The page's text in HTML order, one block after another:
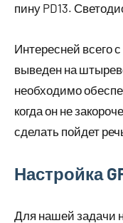
пину PD13.
Интересней всего
выведен на
необходимо
когда он не
сделать пойдет
Настройка
Для нашей задачи